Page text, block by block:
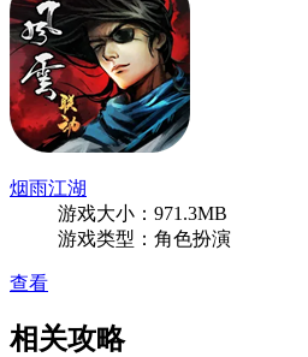
烟雨江湖
游戏大小：971.3MB
游戏类型：角色扮演
查看
相关攻略